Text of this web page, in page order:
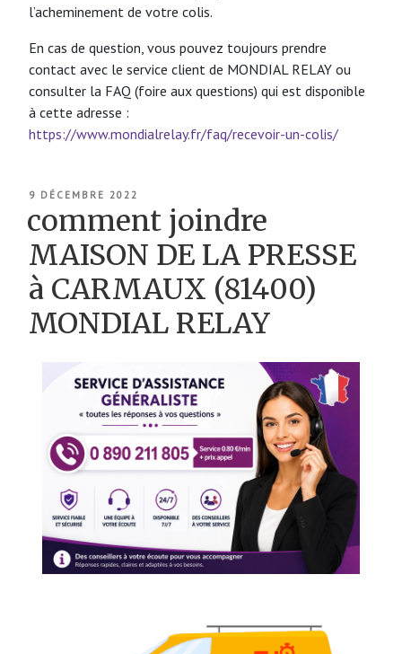
l’acheminement de votre colis.
En cas de question, vous pouvez toujours prendre
contact avec le service client de MONDIAL RELAY ou
consulter la FAQ (foire aux questions) qui est disponible
à cette adresse :
https://www.mondialrelay.fr/faq/recevoir-un-colis/
PUBLIÉ
9 DÉCEMBRE 2022
comment joindre
MAISON DE LA PRESSE
à CARMAUX (81400)
MONDIAL RELAY